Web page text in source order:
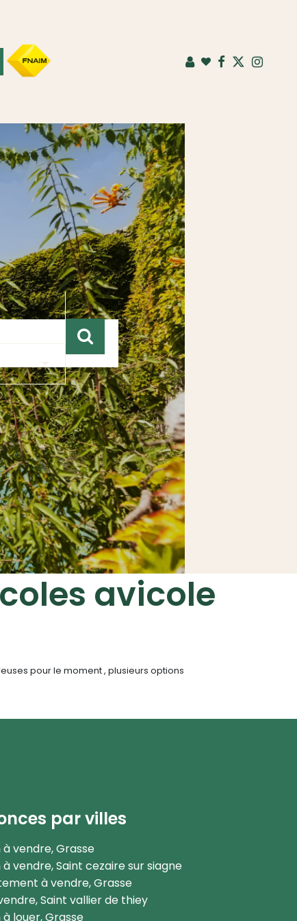
FNAIM
avicole
pour le moment , plusieurs options
par villes
à vendre, Grasse
à vendre, Saint cezaire sur siagne
à vendre, Grasse
Saint vallier de thiey
à louer, Grasse